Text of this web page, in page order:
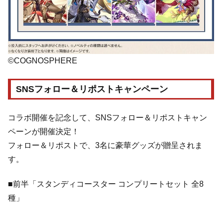
©COGNOSPHERE
SNSフォロー＆リポストキャンペーン
コラボ開催を記念して、SNSフォロー＆リポストキャン
ペーンが開催決定！
フォロー＆リポストで、3名に豪華グッズが贈呈されま
す。
■前半「スタンディコースター コンプリートセット 全8
種」